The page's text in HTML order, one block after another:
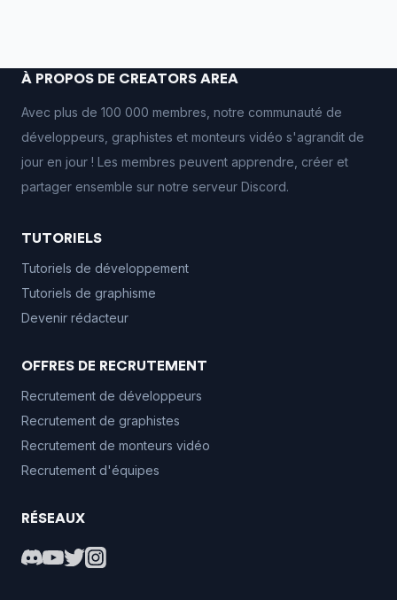
À PROPOS DE CREATORS AREA
Avec plus de 100 000 membres, notre communauté de
développeurs, graphistes et monteurs vidéo s'agrandit de
jour en jour ! Les membres peuvent apprendre, créer et
partager ensemble sur notre serveur Discord.
TUTORIELS
Tutoriels de développement
Tutoriels de graphisme
Devenir rédacteur
OFFRES DE RECRUTEMENT
Recrutement de développeurs
Recrutement de graphistes
Recrutement de monteurs vidéo
Recrutement d'équipes
RÉSEAUX